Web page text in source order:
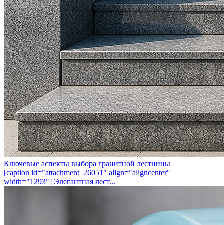
Ключевые аспекты выбора гранитной лестницы
[caption id="attachment_26051" align="aligncenter"
width="1293"] Элегантная лест...